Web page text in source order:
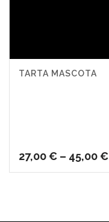
TARTA MASCOTA
27,00€ – 45,00€